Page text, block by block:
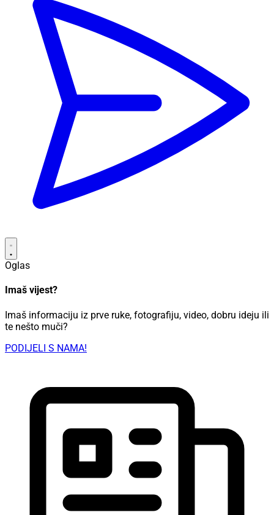
Oglas
Imaš vijest?
Imaš informaciju iz prve ruke, fotografiju, video, dobru ideju ili
te nešto muči?
PODIJELI S NAMA!